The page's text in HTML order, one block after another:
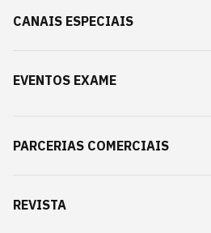
CANAIS ESPECIAIS
EVENTOS EXAME
PARCERIAS COMERCIAIS
REVISTA